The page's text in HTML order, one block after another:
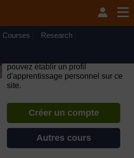
be unavailable on Wednesday 12
to 10.30am (GMT) due to routine
Courses Research
pouvez établir un profil
d'apprentissage personnel sur ce
site.
Créer un compte
Autres cours